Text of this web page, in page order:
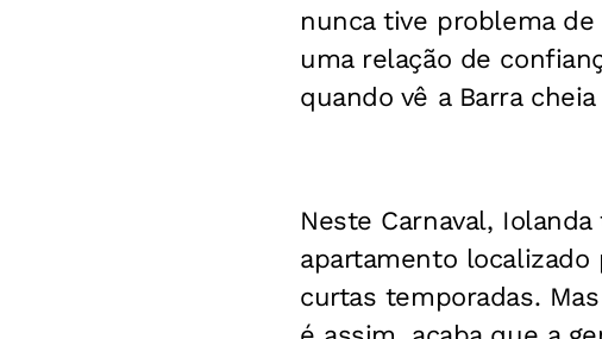
nunca tive problema
uma relação de
quando vê a Barra
Neste Carnaval,
apartamento localizado
curtas temporadas.